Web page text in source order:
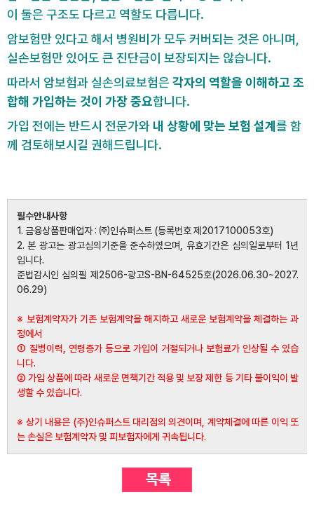
이 둘은 구조도 다르고 역할도 다릅니다.
암보험만 있다고 해서 병원비가 모두 커버되는 것은 아니며,
실손보험만 있어도 큰 진단금이 보장되지는 않습니다.
따라서 암보험과 실손의료보험은 각자의 역할을 이해하고 조
합해 가입하는 것이 가장 중요합니다.
가입 전에는 반드시 전문가와 내 상황에 맞는 보험 설계 를 함
께 검토해보시길 권해드립니다.
필수안내사항
1. 금융상품판매업자 : ㈜인슈퍼스트 (등록번호 제2017100053호)
2. 본 광고는 광고심의기준을 준수하였으며, 유효기간은 심의일로부터 1년
입니다.
준법감시인 심의필 제2506-광고S-BN-64525호(2026.06.30~2027.
06.29)
※ 보험계약자가 기존 보험계약을 해지하고 새로운 보험계약을 체결하는 과
정에서
① 질병이력, 연령증가 등으로 가입이 거절되거나 보험료가 인상될 수 있습
니다.
② 가입 상품에 따라 새로운 면책기간 적용 및 보장 제한 등 기타 불이익이 발
생할 수 있습니다.
※ 상기 내용은 (주)인슈퍼스트 대리점의 의견이며, 계약체결에 따른 이익 또
는 손실은 보험계약자 및 피보험자에게 귀속됩니다.